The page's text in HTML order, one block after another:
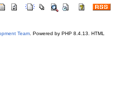
Team. Powered by PHP 8.4.13. HTML